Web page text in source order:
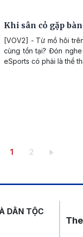
Khi sân cỏ gặp
[VOV2] - Từ mồ hôi
cùng tồn tại? Đón
eSports có phải là thể
Trang hiện thời
1 Trang
2
DÂN TỘC